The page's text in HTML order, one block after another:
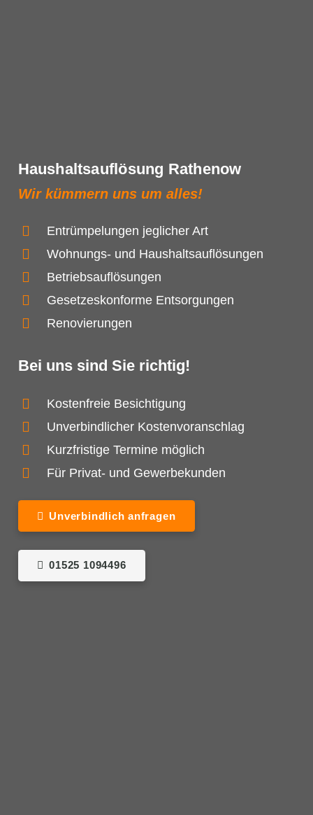
Haushaltsauflösung Rathenow
Wir kümmern uns um alles!
Entrümpelungen jeglicher Art
Wohnungs- und Haushaltsauflösungen
Betriebsauflösungen
Gesetzeskonforme Entsorgungen
Renovierungen
Bei uns sind Sie richtig!
Kostenfreie Besichtigung
Unverbindlicher Kostenvoranschlag
Kurzfristige Termine möglich
Für Privat- und Gewerbekunden
Unverbindlich anfragen
01525 1094496